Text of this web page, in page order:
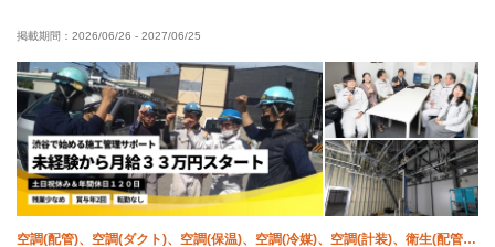
夏季休暇 残業月10時間以下
掲載期間： 2026/06/26 - 2027/06/25
空調(配管)、空調(ダクト)、空調(保温)、空調(冷媒)、空調(計装)、衛生(配管